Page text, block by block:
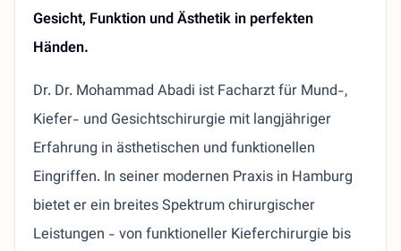
Gesicht, Funktion und Ästhetik in perfekten
Händen.
Dr. Dr. Mohammad Abadi ist Facharzt für Mund-,
Kiefer- und Gesichtschirurgie mit langjähriger
Erfahrung in ästhetischen und funktionellen
Eingriffen. In seiner modernen Praxis in Hamburg
bietet er ein breites Spektrum chirurgischer
Leistungen - von funktioneller Kieferchirurgie bis